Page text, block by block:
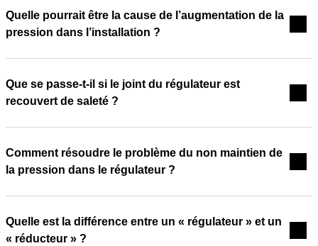
Quelle pourrait être la cause de l’augmentation de la
pression dans l’installation ?
Que se passe-t-il si le joint du régulateur est
recouvert de saleté ?
Comment résoudre le problème du non maintien de
la pression dans le régulateur ?
Quelle est la différence entre un « régulateur » et un
« réducteur » ?